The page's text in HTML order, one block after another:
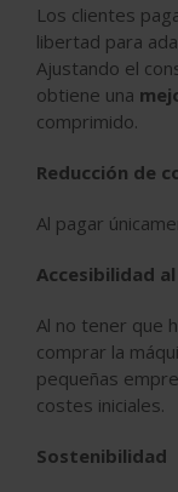
Los clientes
libertad para
Ajustando el
obtiene una
comprimido.
Reducción de
Al pagar
Accesibilidad
Al no tener que
comprar la
pequeñas
costes iniciales.
Sostenibilidad